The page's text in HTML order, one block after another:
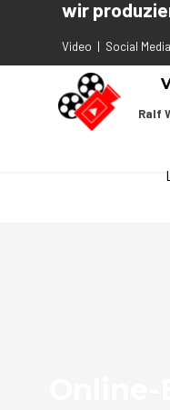
Direkt zum Seiteninhalt
wir
Video | Social Media
Ralf